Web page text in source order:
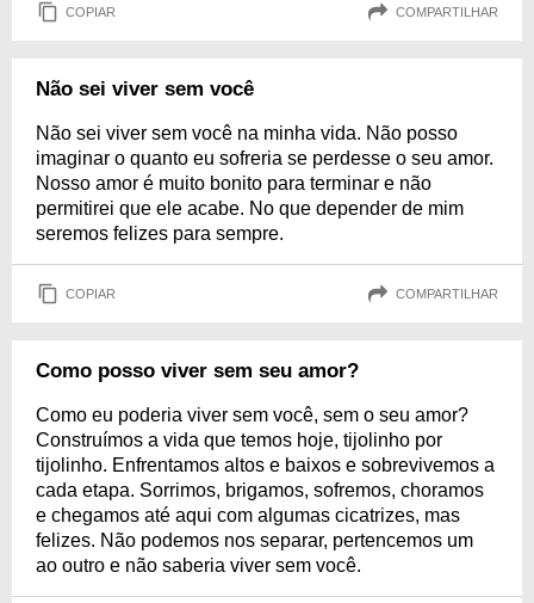
COPIAR COMPARTILHAR
Não sei viver sem você
Não sei viver sem você na minha vida. Não posso
imaginar o quanto eu sofreria se perdesse o seu amor.
Nosso amor é muito bonito para terminar e não
permitirei que ele acabe. No que depender de mim
seremos felizes para sempre.
COPIAR COMPARTILHAR
Como posso viver sem seu amor?
Como eu poderia viver sem você, sem o seu amor?
Construímos a vida que temos hoje, tijolinho por
tijolinho. Enfrentamos altos e baixos e sobrevivemos a
cada etapa. Sorrimos, brigamos, sofremos, choramos
e chegamos até aqui com algumas cicatrizes, mas
felizes. Não podemos nos separar, pertencemos um
ao outro e não saberia viver sem você.